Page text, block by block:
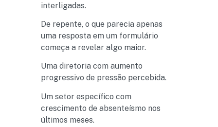
interligadas.
De repente, o que parecia apenas
uma resposta em um formulário
começa a revelar algo maior.
Uma diretoria com aumento
progressivo de pressão percebida.
Um setor específico com
crescimento de absenteísmo nos
últimos meses.